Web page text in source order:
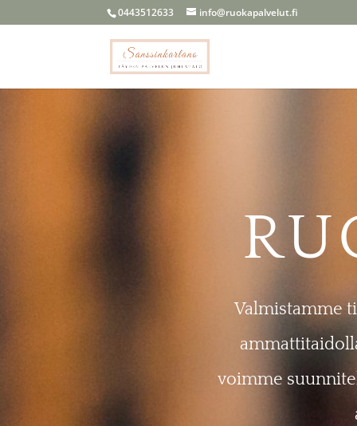
0443512633 info@ruokapalvelut.fi
Valmistamme
voimme